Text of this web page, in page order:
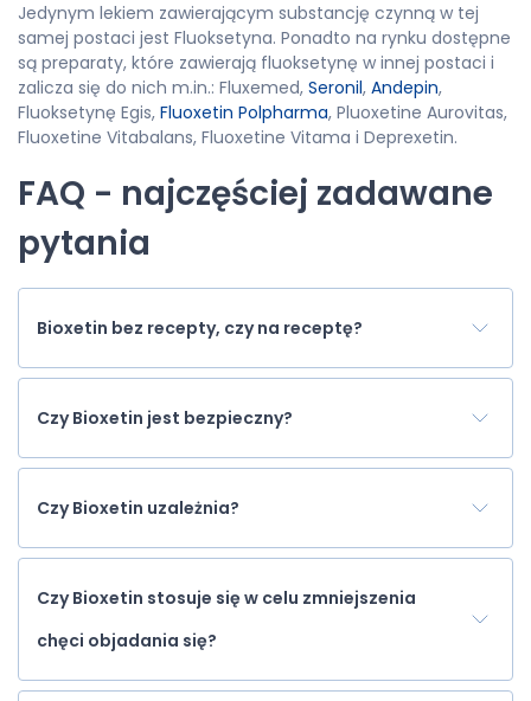
Jedynym lekiem zawierającym substancję czynną w tej
samej postaci jest Fluoksetyna. Ponadto na rynku dostępne
są preparaty, które zawierają fluoksetynę w innej postaci i
zalicza się do nich m.in.: Fluxemed, Seronil, Andepin,
Fluoksetynę Egis, Fluoxetin Polpharma, Pluoxetine Aurovitas,
Fluoxetine Vitabalans, Fluoxetine Vitama i Deprexetin.
FAQ - najczęściej zadawane
pytania
Bioxetin bez recepty, czy na receptę?
Czy Bioxetin jest bezpieczny?
Czy Bioxetin uzależnia?
Czy Bioxetin stosuje się w celu zmniejszenia
chęci objadania się?